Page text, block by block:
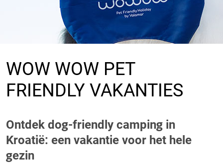
WOW WOW PET
FRIENDLY VAKANTIES
Ontdek dog-friendly camping in
Kroatië: een vakantie voor het hele
gezin